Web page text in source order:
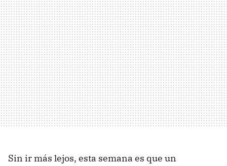
Sin ir más lejos, esta semana es que un